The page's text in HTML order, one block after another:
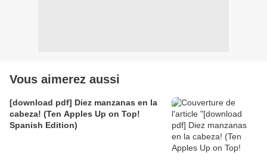
Vous aimerez aussi
[download pdf] Diez manzanas en la
cabeza! (Ten Apples Up on Top!
Spanish Edition)